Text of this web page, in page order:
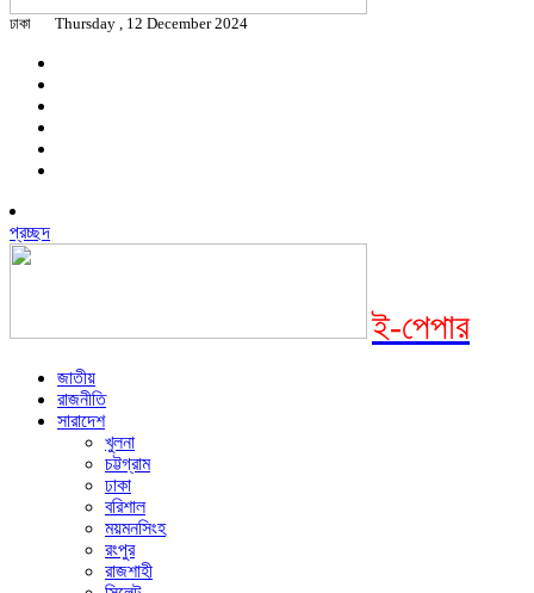
ঢাকা Thursday , 12 December 2024
প্রচ্ছদ
ই-পেপার
জাতীয়
রাজনীতি
সারাদেশ
খুলনা
চট্টগ্রাম
ঢাকা
বরিশাল
ময়মনসিংহ
রংপুর
রাজশাহী